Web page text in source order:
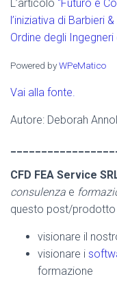
L’articolo “Futuro e
l’iniziativa di Barbieri
Ordine degli
Powered byWPeMatico
Vai alla fonte.
Autore: Deborah
CFD FEA Service
consulenza e
questo post/prodotto
visionare il
visionare i
formazione